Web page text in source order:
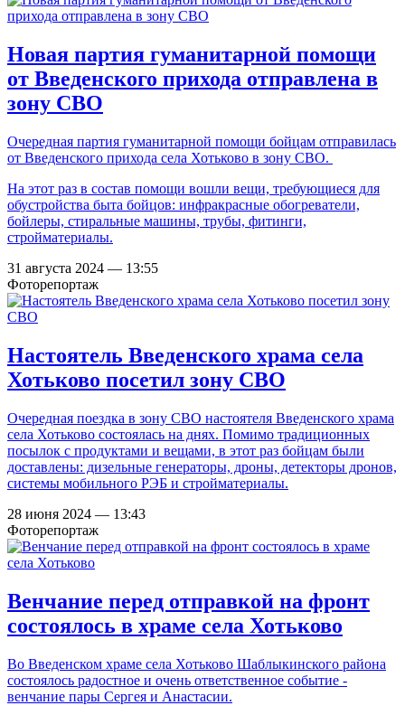
Новая партия гуманитарной помощи
от Введенского прихода отправлена в
зону СВО
Очередная партия гуманитарной помощи бойцам отправилась
от Введенского прихода села Хотьково в зону СВО.
На этот раз в состав помощи вошли вещи, требующиеся для
обустройства быта бойцов: инфракрасные обогреватели,
бойлеры, стиральные машины, трубы, фитинги,
стройматериалы.
31 августа 2024 — 13:55
Фоторепортаж
Настоятель Введенского храма села
Хотьково посетил зону СВО
Очередная поездка в зону СВО настоятеля Введенского храма
села Хотьково состоялась на днях. Помимо традиционных
посылок с продуктами и вещами, в этот раз бойцам были
доставлены: дизельные генераторы, дроны, детекторы дронов,
системы мобильного РЭБ и стройматериалы.
28 июня 2024 — 13:43
Фоторепортаж
Венчание перед отправкой на фронт
состоялось в храме села Хотьково
Во Введенском храме села Хотьково Шаблыкинского района
состоялось радостное и очень ответственное событие -
венчание пары Сергея и Анастасии.